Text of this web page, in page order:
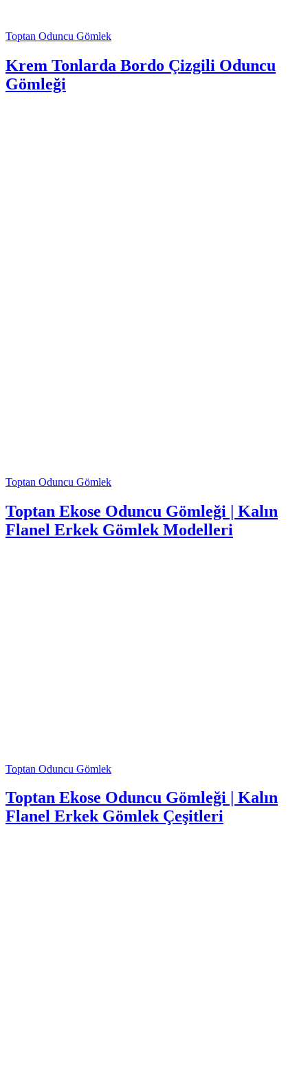
Toptan Oduncu Gömlek
Krem Tonlarda Bordo Çizgili Oduncu
Gömleği
Toptan Oduncu Gömlek
Toptan Ekose Oduncu Gömleği | Kalın
Flanel Erkek Gömlek Modelleri
Toptan Oduncu Gömlek
Toptan Ekose Oduncu Gömleği | Kalın
Flanel Erkek Gömlek Çeşitleri